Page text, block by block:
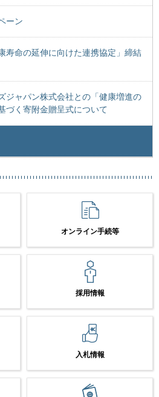
ーン
寿命の延伸に向けた連携協定」締結
ジャパン株式会社との「健康増進の
づく寄附金贈呈式について
オンライン手続等
採用情報
入札情報